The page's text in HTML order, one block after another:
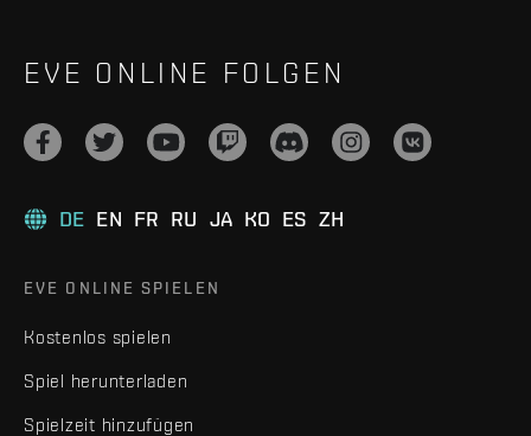
EVE ONLINE FOLGEN
DE EN FR RU JA KO ES ZH
EVE ONLINE SPIELEN
Kostenlos spielen
Spiel herunterladen
Spielzeit hinzufügen